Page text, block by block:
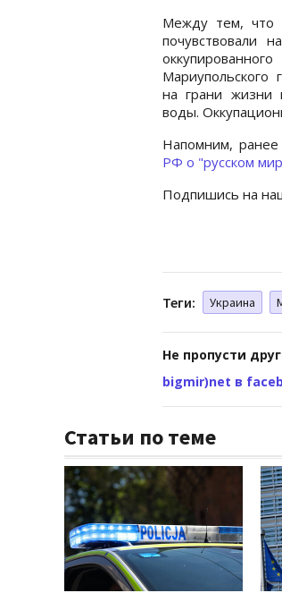
Между тем, что
почувствовали
Мариупольского
на грани жизни
воды.
Напомним,
РФ о "русском
Подпишись на
Теги: Украина
Не пропусти
bigmir)net в
Статьи по теме